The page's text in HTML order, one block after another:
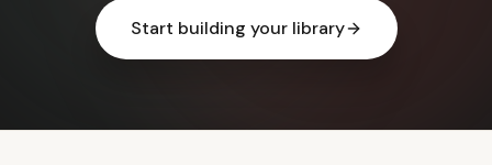
Start building your library